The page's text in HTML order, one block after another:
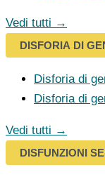
Vedi tutti →
DISFORIA DI
Disforia di
Disforia di
Vedi tutti →
DISFUNZIONI